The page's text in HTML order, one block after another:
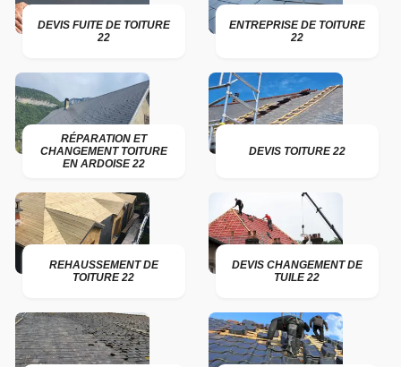
DEVIS FUITE DE TOITURE
22
ENTREPRISE DE TOITURE
22
RÉPARATION ET
CHANGEMENT TOITURE
EN ARDOISE 22
DEVIS TOITURE 22
REHAUSSEMENT DE
TOITURE 22
DEVIS CHANGEMENT DE
TUILE 22